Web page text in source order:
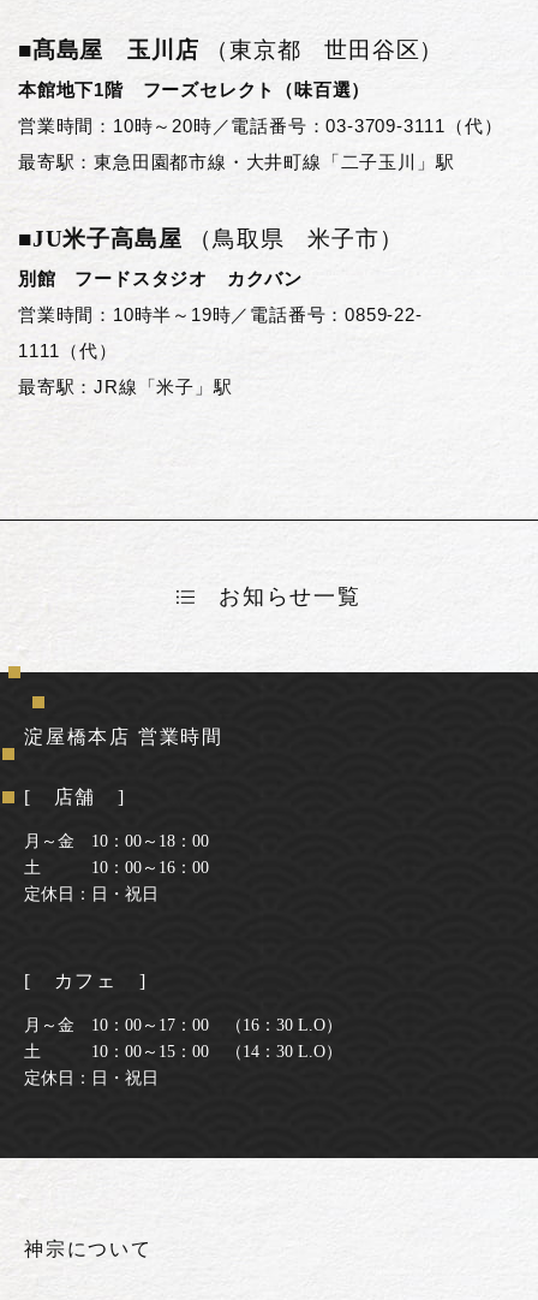
■髙島屋 玉川店 （東京都 世田谷区）
本館地下1階 フーズセレクト（味百選）
営業時間：10時～20時／電話番号：03-3709-3111（代）
最寄駅：東急田園都市線・大井町線「二子玉川」駅
■JU米子高島屋 （鳥取県 米子市）
別館 フードスタジオ カクバン
営業時間：10時半～19時／電話番号：0859-22-
1111（代）
最寄駅：JR線「米子」駅
お知らせ一覧
淀屋橋本店 営業時間
[ 店舗 ]
月～金 10：00～18：00
土 10：00～16：00
定休日：日・祝日
[ カフェ ]
月～金 10：00～17：00 （16：30 L.O）
土 10：00～15：00 （14：30 L.O）
定休日：日・祝日
神宗について